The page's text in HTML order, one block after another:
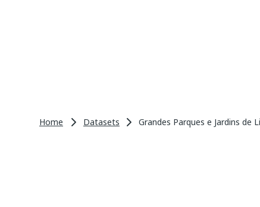
Home Datasets Grandes Parques e Jardins de